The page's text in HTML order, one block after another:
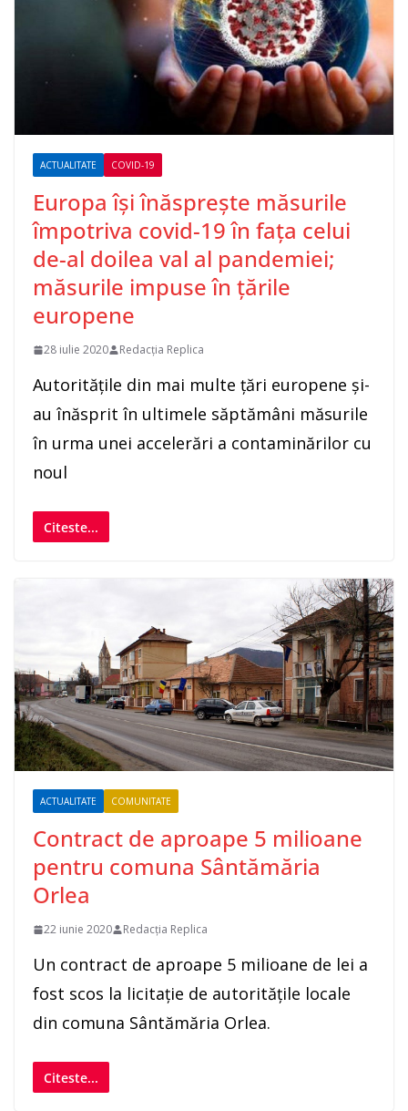
ACTUALITATE COVID-19
Europa îşi înăspreşte măsurile
împotriva covid-19 în faţa celui
de-al doilea val al pandemiei;
măsurile impuse în ţările
europene
28 iulie 2020 Redacția Replica
Autorităţile din mai multe ţări europene şi-
au înăsprit în ultimele săptămâni măsurile
în urma unei accelerări a contaminărilor cu
noul
Citeste...
ACTUALITATE COMUNITATE
Contract de aproape 5 milioane
pentru comuna Sântămăria
Orlea
22 iunie 2020 Redacția Replica
Un contract de aproape 5 milioane de lei a
fost scos la licitație de autoritățile locale
din comuna Sântămăria Orlea.
Citeste...